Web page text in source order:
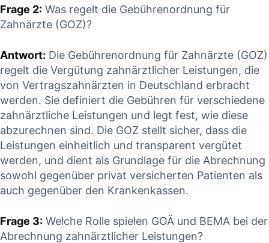
Frage⁤ 2: Was‌ regelt die Gebührenordnung für
Zahnärzte (GOZ)?
Antwort: Die Gebührenordnung für Zahnärzte (GOZ)
regelt die Vergütung zahnärztlicher Leistungen, die
von Vertragszahnärzten in​ Deutschland erbracht
werden.⁤ Sie definiert die ⁣Gebühren für verschiedene⁣
zahnärztliche Leistungen ⁤und legt fest, wie ⁢diese
abzurechnen sind.‌ Die GOZ ‍stellt sicher, dass die
Leistungen einheitlich ⁤und ‌transparent vergütet
werden, und dient als ⁢Grundlage für die Abrechnung
sowohl⁢ gegenüber privat versicherten Patienten​ als
auch gegenüber den Krankenkassen.
Frage 3: Welche Rolle spielen⁣ GOÄ und BEMA‍ bei der
‍Abrechnung zahnärztlicher Leistungen?